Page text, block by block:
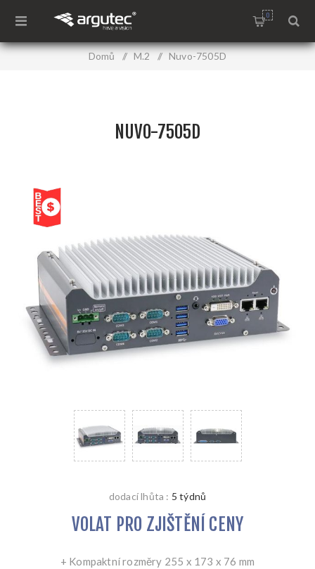
0
Domů / M.2 / Nuvo-7505D
NUVO-7505D
dodací lhůta : 5 týdnů
VOLAT PRO ZJIŠTĚNÍ CENY
+ Kompaktní rozměry 255 x 173 x 76 mm